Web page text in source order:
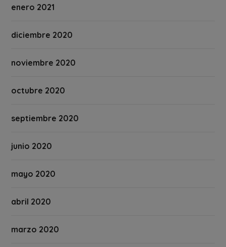
enero 2021
diciembre 2020
noviembre 2020
octubre 2020
septiembre 2020
junio 2020
mayo 2020
abril 2020
marzo 2020